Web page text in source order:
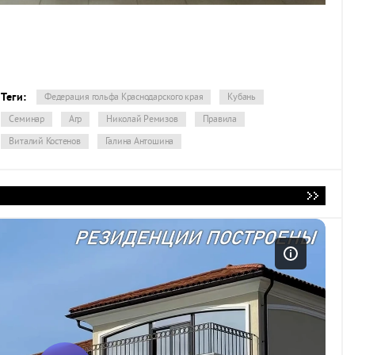
Теги: Федерация гольфа Краснодарского края
Кубань
Семинар
Агр Николай Ремизов
Правила
Виталий Костенов
Галина Антошина